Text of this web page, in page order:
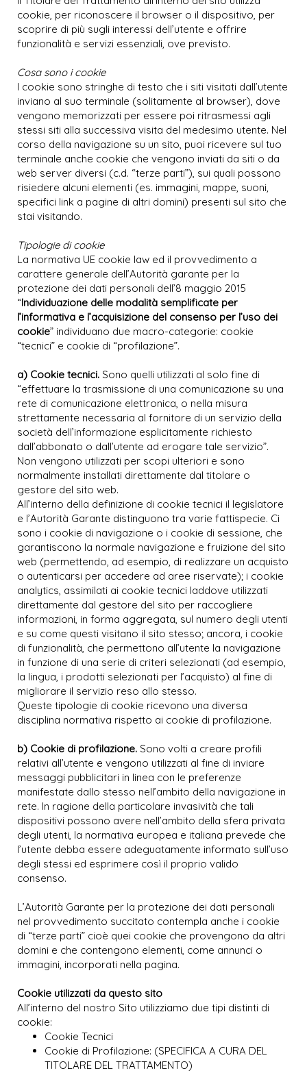
cookie, per riconoscere il browser o il dispositivo, per
scoprire di più sugli interessi dell’utente e offrire
funzionalità e servizi essenziali, ove previsto.
Cosa sono i cookie
I cookie sono stringhe di testo che i siti visitati dall’utente
inviano al suo terminale (solitamente al browser), dove
vengono memorizzati per essere poi ritrasmessi agli
stessi siti alla successiva visita del medesimo utente. Nel
corso della navigazione su un sito, puoi ricevere sul tuo
terminale anche cookie che vengono inviati da siti o da
web server diversi (c.d. “terze parti”), sui quali possono
risiedere alcuni elementi (es. immagini, mappe, suoni,
specifici link a pagine di altri domini) presenti sul sito che
stai visitando.
Tipologie di cookie
La normativa UE cookie law ed il provvedimento a
carattere generale dell’Autorità garante per la
protezione dei dati personali dell’8 maggio 2015
“Individuazione delle modalità semplificate per
l’informativa e l’acquisizione del consenso per l’uso dei
cookie” individuano due macro-categorie: cookie
“tecnici” e cookie di “profilazione”.
a) Cookie tecnici. Sono quelli utilizzati al solo fine di
“effettuare la trasmissione di una comunicazione su una
rete di comunicazione elettronica, o nella misura
strettamente necessaria al fornitore di un servizio della
società dell’informazione esplicitamente richiesto
dall’abbonato o dall’utente ad erogare tale servizio”.
Non vengono utilizzati per scopi ulteriori e sono
normalmente installati direttamente dal titolare o
gestore del sito web.
All’interno della definizione di cookie tecnici il legislatore
e l’Autorità Garante distinguono tra varie fattispecie. Ci
sono i cookie di navigazione o i cookie di sessione, che
garantiscono la normale navigazione e fruizione del sito
web (permettendo, ad esempio, di realizzare un acquisto
o autenticarsi per accedere ad aree riservate); i cookie
analytics, assimilati ai cookie tecnici laddove utilizzati
direttamente dal gestore del sito per raccogliere
informazioni, in forma aggregata, sul numero degli utenti
e su come questi visitano il sito stesso; ancora, i cookie
di funzionalità, che permettono all’utente la navigazione
in funzione di una serie di criteri selezionati (ad esempio,
la lingua, i prodotti selezionati per l’acquisto) al fine di
migliorare il servizio reso allo stesso.
Queste tipologie di cookie ricevono una diversa
disciplina normativa rispetto ai cookie di profilazione.
b) Cookie di profilazione. Sono volti a creare profili
relativi all’utente e vengono utilizzati al fine di inviare
messaggi pubblicitari in linea con le preferenze
manifestate dallo stesso nell’ambito della navigazione in
rete. In ragione della particolare invasività che tali
dispositivi possono avere nell’ambito della sfera privata
degli utenti, la normativa europea e italiana prevede che
l’utente debba essere adeguatamente informato sull’uso
degli stessi ed esprimere così il proprio valido
consenso.
L’Autorità Garante per la protezione dei dati personali
nel provvedimento succitato contempla anche i cookie
di “terze parti” cioè quei cookie che provengono da altri
domini e che contengono elementi, come annunci o
immagini, incorporati nella pagina.
Cookie utilizzati da questo sito
All’interno del nostro Sito utilizziamo due tipi distinti di
cookie:
Cookie Tecnici
Cookie di Profilazione: (SPECIFICA A CURA DEL
TITOLARE DEL TRATTAMENTO)